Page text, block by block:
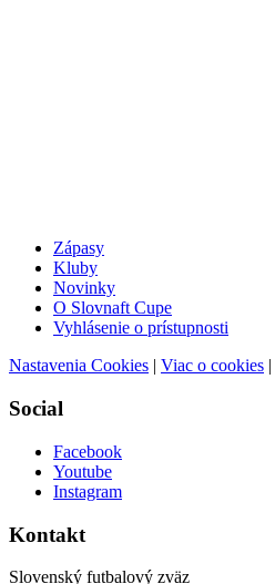
Zápasy
Kluby
Novinky
O Slovnaft Cupe
Vyhlásenie o prístupnosti
Nastavenia Cookies | Viac o cookies |
Social
Facebook
Youtube
Instagram
Kontakt
Slovenský futbalový zväz